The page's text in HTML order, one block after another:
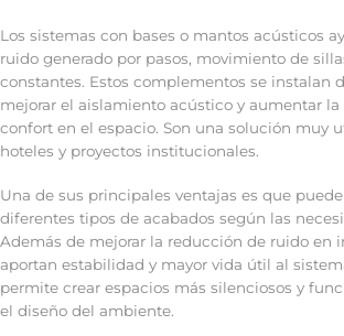
Los sistemas con bases o mantos acústicos
ruido generado por pasos, movimiento de
constantes. Estos complementos se instalan
mejorar el aislamiento acústico y aumentar la
confort en el espacio. Son una solución muy
hoteles y proyectos institucionales.
Una de sus principales ventajas es que
diferentes tipos de acabados según las
Además de mejorar la reducción de ruido en
aportan estabilidad y mayor vida útil al
permite crear espacios más silenciosos y
el diseño del ambiente.